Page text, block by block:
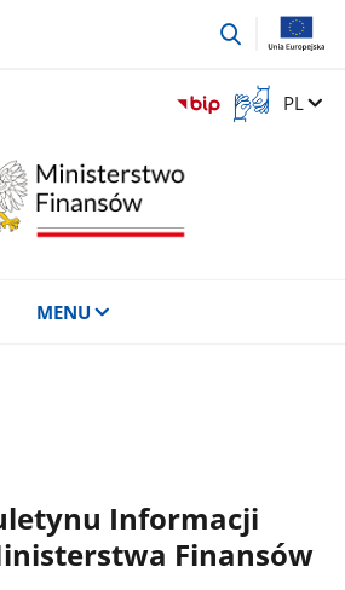
przejdź
Otwórz
okno
Zmień
PL
MENU
Informacji
Finansów